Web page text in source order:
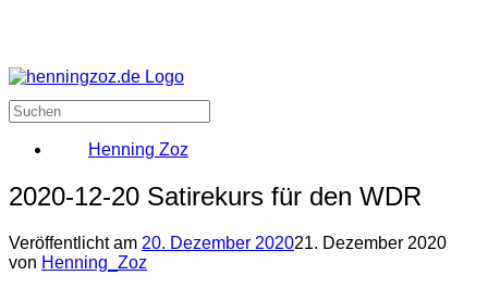
Henning Zoz
2020-12-20 Satirekurs für den WDR
Veröffentlicht am 20. Dezember 202021. Dezember 2020
von Henning_Zoz